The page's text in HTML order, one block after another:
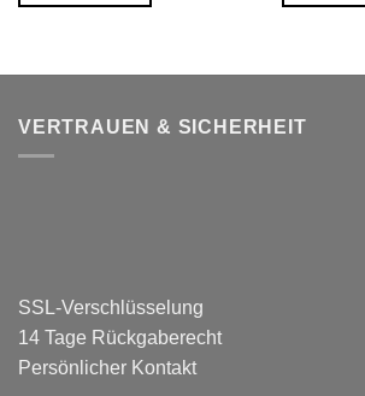
VERTRAUEN & SICHERHEIT
SSL-Verschlüsselung
14 Tage Rückgaberecht
Persönlicher Kontakt